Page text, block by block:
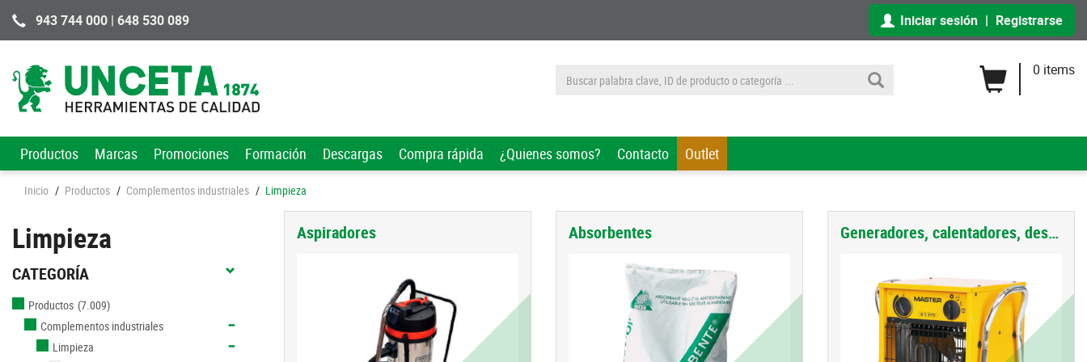
943 744 000 | 648 530 089 Iniciar sesión | Registrarse
0 items
Productos Marcas Promociones Formación Descargas Compra rápida ¿Quienes somos? Contacto Outlet
Inicio / Productos / Complementos industriales / Limpieza
Limpieza
CATEGORÍA
Productos (7.009)
Complementos industriales
Limpieza
Aspiradores Absorbentes Generadores, calentadores, deshumificadores